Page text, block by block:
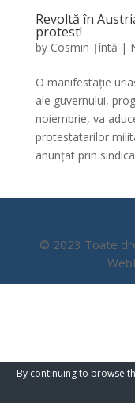
Revoltă în
protest!
by Cosmin Țîntă |
O manifestație
ale guvernului,
noiembrie, va
protestatarilor
anunțat prin
© 2023 Toate
By continuing to browse